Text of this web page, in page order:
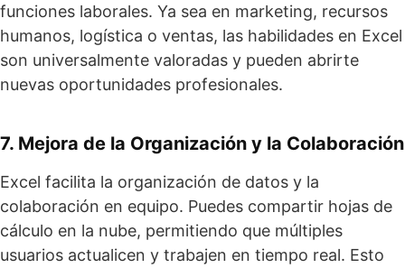
funciones laborales. Ya sea en marketing, recursos
humanos, logística o ventas, las habilidades en Excel
son universalmente valoradas y pueden abrirte
nuevas oportunidades profesionales.
7. Mejora de la Organización y la Colaboración
Excel facilita la organización de datos y la
colaboración en equipo. Puedes compartir hojas de
cálculo en la nube, permitiendo que múltiples
usuarios actualicen y trabajen en tiempo real. Esto